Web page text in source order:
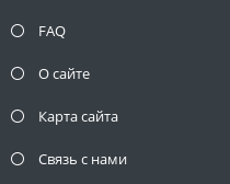
FAQ
О сайте
Карта сайта
Связь с нами